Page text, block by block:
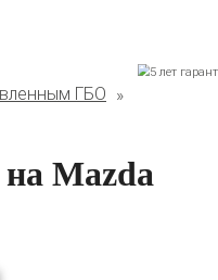
Hyundai Infiniti
ГБО
Mazda